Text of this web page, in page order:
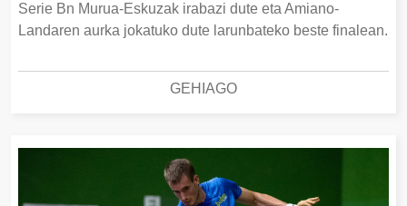
Serie Bn Murua-Eskuzak irabazi dute eta Amiano-
Landaren aurka jokatuko dute larunbateko beste finalean.
GEHIAGO